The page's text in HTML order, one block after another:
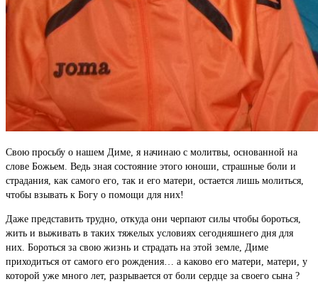
Свою просьбу о нашем Диме, я начинаю с молитвы, основанной на
слове Божьем. Ведь зная состояние этого юноши, страшные боли и
страдания, как самого его, так и его матери, остается лишь молиться,
чтобы взывать к Богу о помощи для них!
Даже представить трудно, откуда они черпают силы чтобы бороться,
жить и выживать в таких тяжелых условиях сегодняшнего дня для
них. Бороться за свою жизнь и страдать на этой земле, Диме
приходиться от самого его рождения… а каково его матери, матери, у
которой уже много лет, разрывается от боли сердце за своего сына ?